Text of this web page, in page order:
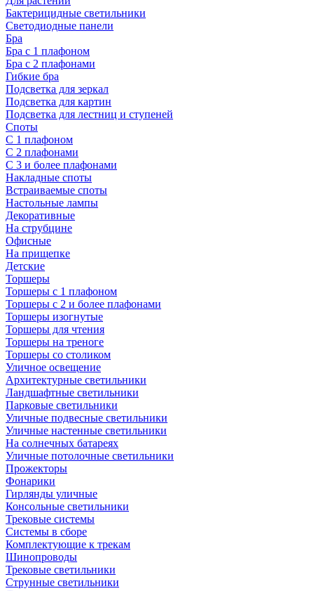
Бактерицидные светильники
Светодиодные панели
Бра
Бра с 1 плафоном
Бра с 2 плафонами
Гибкие бра
Подсветка для зеркал
Подсветка для картин
Подсветка для лестниц и ступеней
Споты
С 1 плафоном
С 2 плафонами
С 3 и более плафонами
Накладные споты
Встраиваемые споты
Настольные лампы
Декоративные
На струбцине
Офисные
На прищепке
Детские
Торшеры
Торшеры с 1 плафоном
Торшеры с 2 и более плафонами
Торшеры изогнутые
Торшеры для чтения
Торшеры на треноге
Торшеры со столиком
Уличное освещение
Архитектурные светильники
Ландшафтные светильники
Парковые светильники
Уличные подвесные светильники
Уличные настенные светильники
На солнечных батареях
Уличные потолочные светильники
Прожекторы
Фонарики
Гирлянды уличные
Консольные светильники
Трековые системы
Системы в сборе
Комплектующие к трекам
Шинопроводы
Трековые светильники
Струнные светильники